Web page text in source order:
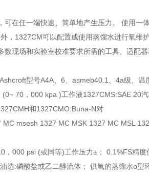
在任一端快速、简单地产生压力。 使用一
，1327CM可以配置成使用蒸馏水进行氧维护
现场和实验室校准要求所需的工具、适配
型号A4A、6、asmeb40.1、4a级、
70，000 kpa )工作液1327CMS:SAE 20
和1327CMO:Buna-N对
msesh 1327 MC MSK 1327 MC MSL
000 psi (或同等)工作压力±； 0.1%FS精
选:磷酸盐或乙二醇流体； 供氧的蒸馏水o